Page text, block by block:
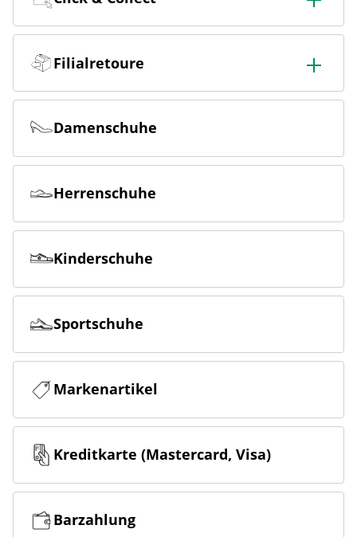
Online bestellen & kostenlos hier in der Filiale abholen
Filialretoure
Online bestellen & kostenlos in der Filiale zurückgeben
Damenschuhe
Herrenschuhe
Kinderschuhe
Sportschuhe
Markenartikel
Kreditkarte (Mastercard, Visa)
Barzahlung